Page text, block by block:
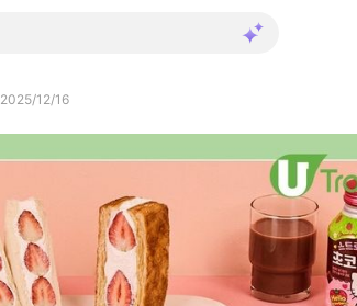
2025/12/16